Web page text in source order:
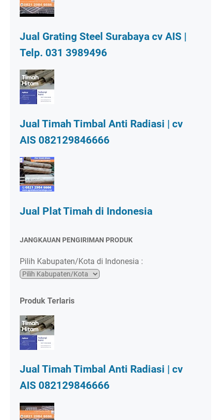
Jual Grating Steel Surabaya cv AIS |
Telp. 031 3989496
Jual Timah Timbal Anti Radiasi | cv
AIS 082129846666
Jual Plat Timah di Indonesia
JANGKAUAN PENGIRIMAN PRODUK
Pilih Kabupaten/Kota di Indonesia :
Produk Terlaris
Jual Timah Timbal Anti Radiasi | cv
AIS 082129846666